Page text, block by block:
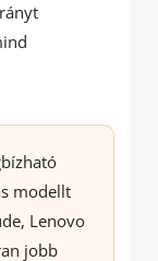
modellt
Lenovo
jobb